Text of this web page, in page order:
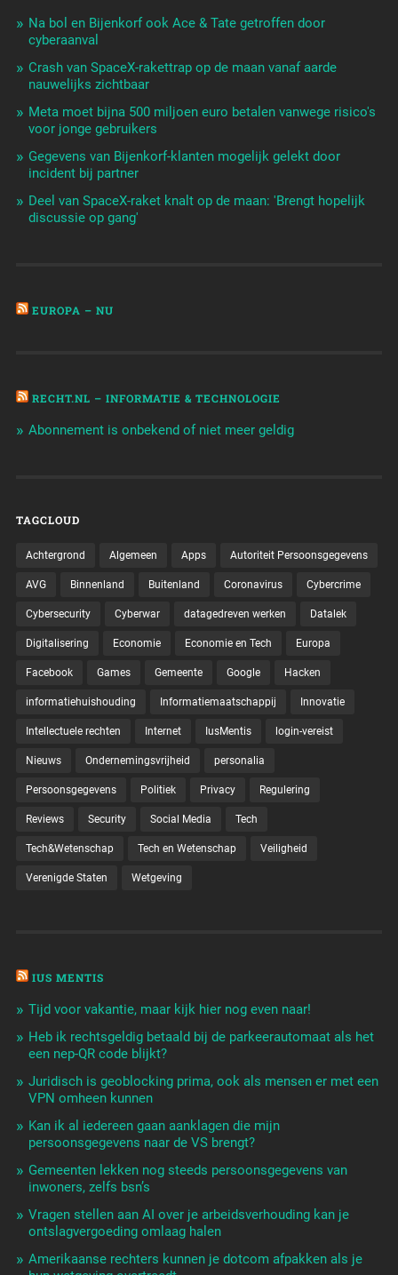
Na bol en Bijenkorf ook Ace & Tate getroffen door
cyberaanval
Crash van SpaceX-rakettrap op de maan vanaf aarde
nauwelijks zichtbaar
Meta moet bijna 500 miljoen euro betalen vanwege risico's
voor jonge gebruikers
Gegevens van Bijenkorf-klanten mogelijk gelekt door
incident bij partner
Deel van SpaceX-raket knalt op de maan: 'Brengt hopelijk
discussie op gang'
EUROPA – NU
RECHT.NL – INFORMATIE & TECHNOLOGIE
Abonnement is onbekend of niet meer geldig
TAGCLOUD
Achtergrond Algemeen Apps Autoriteit Persoonsgegevens
AVG Binnenland Buitenland Coronavirus Cybercrime
Cybersecurity Cyberwar datagedreven werken Datalek
Digitalisering Economie Economie en Tech Europa
Facebook Games Gemeente Google Hacken
informatiehuishouding Informatiemaatschappij Innovatie
Intellectuele rechten Internet IusMentis login-vereist
Nieuws Ondernemingsvrijheid personalia
Persoonsgegevens Politiek Privacy Regulering
Reviews Security Social Media Tech
Tech&Wetenschap Tech en Wetenschap Veiligheid
Verenigde Staten Wetgeving
IUS MENTIS
Tijd voor vakantie, maar kijk hier nog even naar!
Heb ik rechtsgeldig betaald bij de parkeerautomaat als het
een nep-QR code blijkt?
Juridisch is geoblocking prima, ook als mensen er met een
VPN omheen kunnen
Kan ik al iedereen gaan aanklagen die mijn
persoonsgegevens naar de VS brengt?
Gemeenten lekken nog steeds persoonsgegevens van
inwoners, zelfs bsn’s
Vragen stellen aan AI over je arbeidsverhouding kan je
ontslagvergoeding omlaag halen
Amerikaanse rechters kunnen je dotcom afpakken als je